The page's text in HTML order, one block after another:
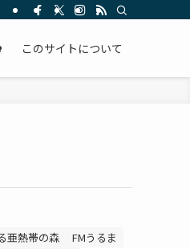
このサイトについて
亜熱帯の森
FMうるま